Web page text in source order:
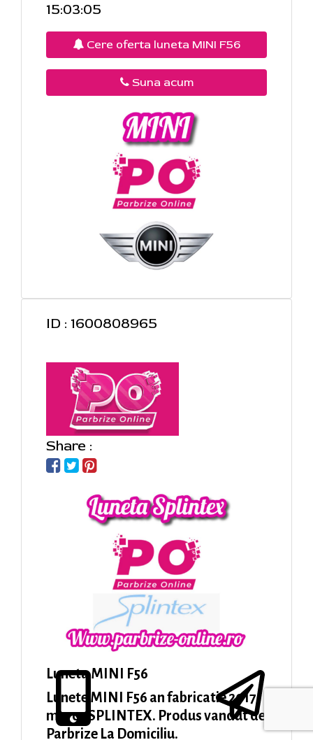
15:03:05
Cere oferta luneta MINI F56
Suna acum
ID : 1600808965
Share :
Luneta MINI F56
Lunete MINI F56 an fabricatie 2017,
marca SPLINTEX. Produs vandut de
Parbrize La Domiciliu.